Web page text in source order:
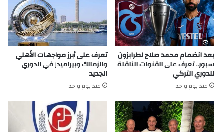
بعد انضمام محمد صلاح لطرابزون
سبور.. تعرف على القنوات الناقلة
للدوري التركي
منذ يوم واحد
تعرف على أبرز مواجهات الأهلي
والزمالك وبيراميدز في الدوري
الجديد
منذ يوم واحد